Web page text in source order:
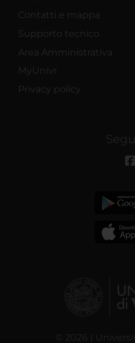
Contatti e mappa
Supporto tecnico
Area Amministrativa
MyUnivr
Privacy policy
© 2026 |